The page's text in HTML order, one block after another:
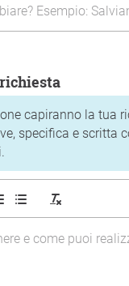
richiesta
capiranno la tua
specifica e scritta